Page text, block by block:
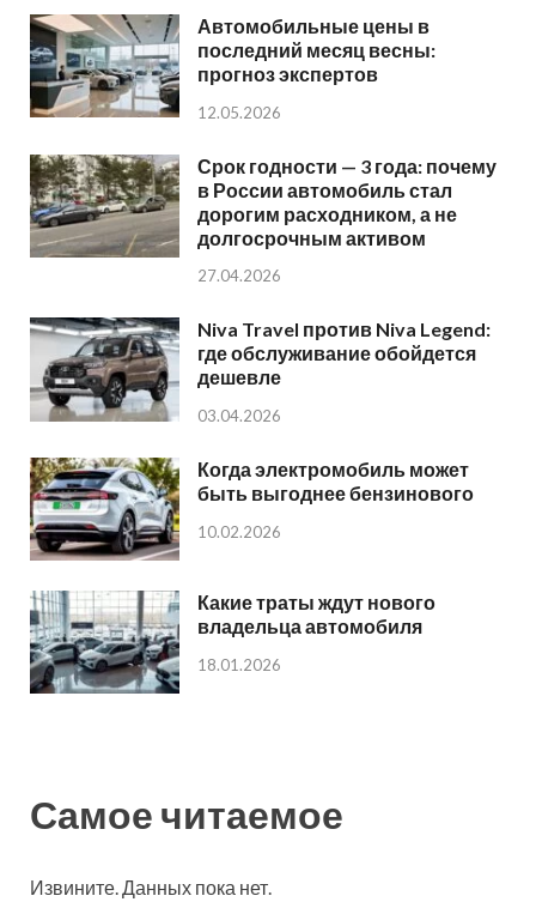
Автомобильные цены в
последний месяц весны:
прогноз экспертов
12.05.2026
Срок годности — 3 года: почему
в России автомобиль стал
дорогим расходником, а не
долгосрочным активом
27.04.2026
Niva Travel против Niva Legend:
где обслуживание обойдется
дешевле
03.04.2026
Когда электромобиль может
быть выгоднее бензинового
10.02.2026
Какие траты ждут нового
владельца автомобиля
18.01.2026
Самое читаемое
Извините. Данных пока нет.